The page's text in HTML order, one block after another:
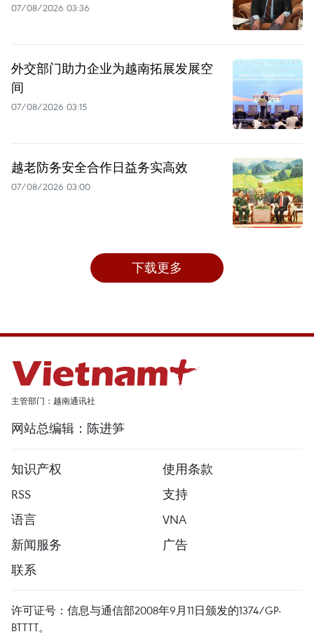
07/08/2026 03:36
外交部门助力企业为越南拓展发展空
间
07/08/2026 03:15
越老防务安全合作日益务实高效
07/08/2026 03:00
下载更多
主管部门：越南通讯社
网站总编辑：陈进笋
知识产权
使用条款
RSS
支持
语言
VNA
新闻服务
广告
联系
许可证号：信息与通信部2008年9月11日颁发的1374/GP-
BTTTT。